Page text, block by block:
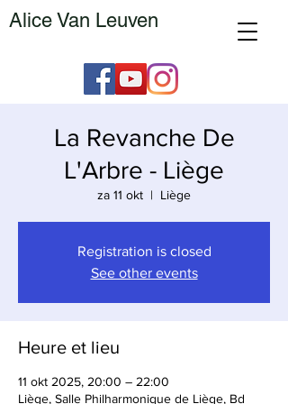
Alice Van Leuven
La Revanche De
L'Arbre - Liège
za 11 okt
  |
Liège
Registration is closed
See other events
Heure et lieu
11 okt 2025, 20:00 – 22:00
Liège, Salle Philharmonique de Liège, Bd